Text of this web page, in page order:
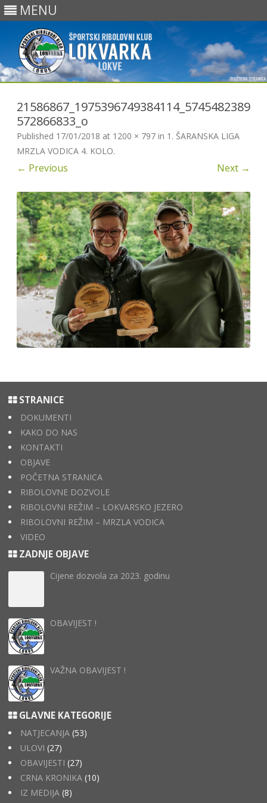
MENU
content
21586867_1975396749384114_5745482389
572866833_o
Published 17/01/2018 at 1200 × 797 in 1. ŠARANSKA LIGA
MRZLA VODICA 4. KOLO.
← Previous Next →
STRANICE
DOKUMENTI
KAKO DO NAS
KONTAKTI
OBJAVE
POČETNA STRANICA
RIBOLOVNE DOZVOLE
RIBOLOVNI REŽIM – LOKVARSKO JEZERO
RIBOLOVNI REŽIM – MRZLA VODICA
VIDEO
ZADNJE OBJAVE
Cijene dozvola za 2023. godinu
OBAVIJEST !
VAŽNA OBAVIJEST !
GLAVNE KATEGORIJE
NATJECANJA (53)
ULOVI (27)
OBAVIJESTI (27)
CRNA KRONIKA (10)
IZ MEDIJA (8)